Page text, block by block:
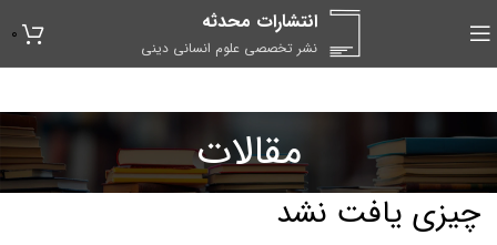
انتشارات محدثه
نشر تخصصی علوم انسانی دینی
0
مقالات
چیزی یافت نشد